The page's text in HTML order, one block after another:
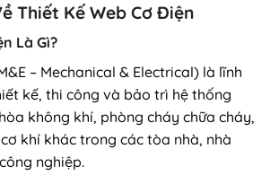
Thiết Kế Web Cơ Điện
Là Gì?
– Mechanical & Electrical) là lĩnh
kế, thi công và bảo trì hệ thống
không khí, phòng cháy chữa cháy,
khí khác trong các tòa nhà, nhà
nghiệp.